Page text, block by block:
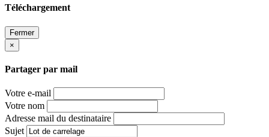
Téléchargement
Fermer
×
Partager par mail
Votre e-mail
Votre nom
Adresse mail du destinataire
Sujet